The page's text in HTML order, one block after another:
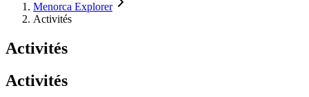
Menorca Explorer
Activités
Activités
Activités